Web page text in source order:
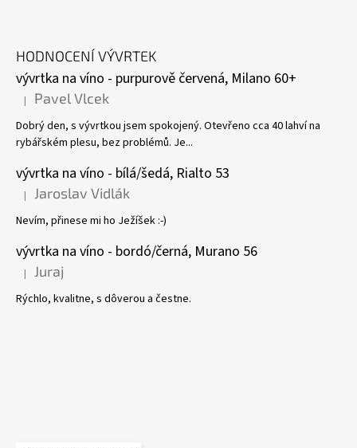
HODNOCENÍ VÝVRTEK
vývrtka na víno - purpurově červená, Milano 60+
Hodnocení produktu je 5 z 5 hvězdiček.
| Pavel Vlcek
Dobrý den, s vývrtkou jsem spokojený. Otevřeno cca 40 lahví na
rybářském plesu, bez problémů. Je...
vývrtka na víno - bílá/šedá, Rialto 53
Hodnocení produktu je 5 z 5 hvězdiček.
| Jaroslav Vidlák
Nevím, přinese mi ho Ježíšek :-)
vývrtka na víno - bordó/černá, Murano 56
Hodnocení produktu je 5 z 5 hvězdiček.
| Juraj
Rýchlo, kvalitne, s dôverou a čestne.